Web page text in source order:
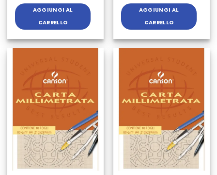
AGGIUNGI AL
CARRELLO
AGGIUNGI AL
CARRELLO